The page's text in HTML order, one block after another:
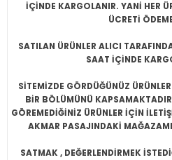
İÇİNDE KARGOLANIR. YANİ HER
ÜCRETİ
SATILAN ÜRÜNLER ALICI
SAAT İÇİNDE
SİTEMİZDE GÖRDÜĞÜNÜZ
BİR BÖLÜMÜNÜ
GÖREMEDİĞİNİZ ÜRÜNLER İÇİN
AKMAR PASAJINDAKİ
SATMAK , DEĞERLENDİRMEK